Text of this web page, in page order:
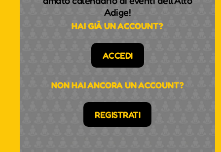
Adige!
HAI GIÀ UN ACCOUNT?
ACCEDI
NON HAI ANCORA UN ACCOUNT?
REGISTRATI